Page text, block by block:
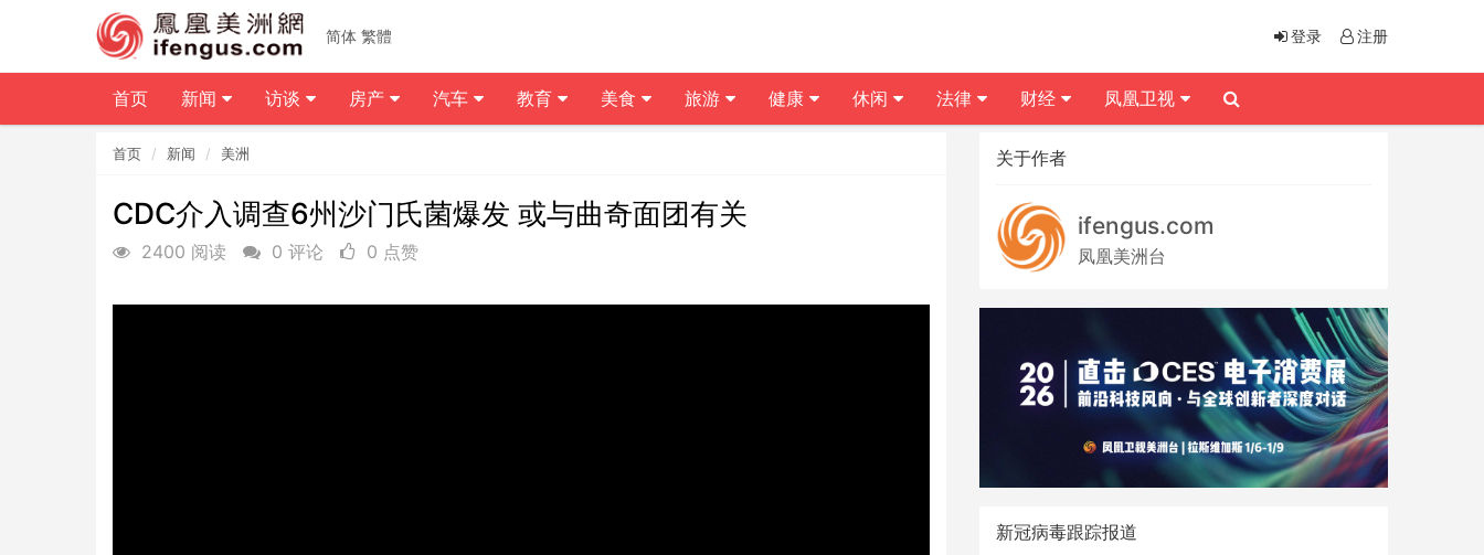
首页 新闻 美洲
CDC介入调查6州沙门氏菌爆发 或与曲奇面团有关
2400 阅读 0 评论 0 点赞
关于作者
ifengus.com
凤凰美洲台
新冠病毒跟踪报道
简体 繁體 登录 注册
首页 新闻 访谈 房产 汽车 教育 美食 旅游 健康 休闲 法律 财经 凤凰卫视